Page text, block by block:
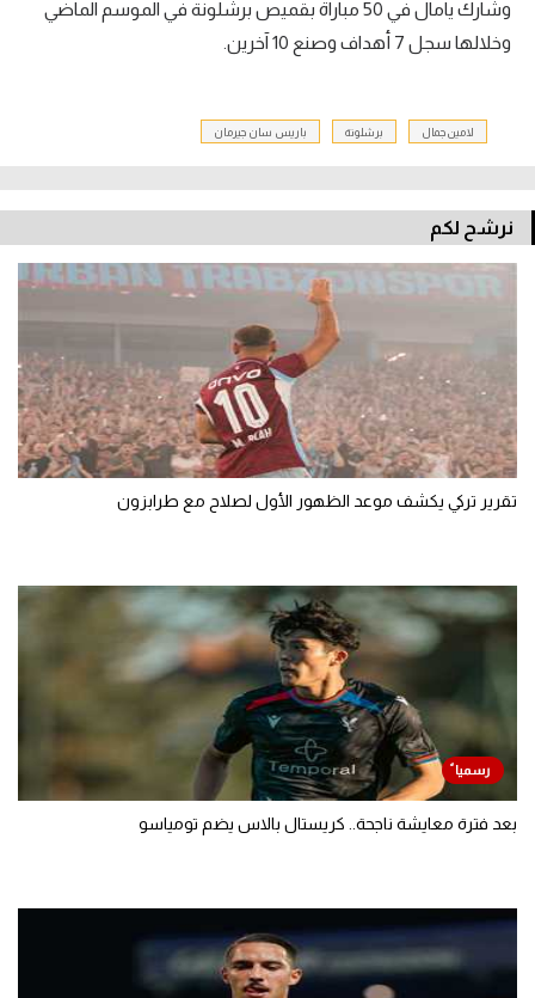
وشارك يامال في 50 مباراة بقميص برشلونة في الموسم الماضي
وخلالها سجل 7 أهداف وصنع 10 آخرين.
لامين جمال برشلونة باريس سان جيرمان
نرشح لكم
تقرير تركي يكشف موعد الظهور الأول لصلاح مع طرابزون
بعد فترة معايشة ناجحة.. كريستال بالاس يضم تومياسو